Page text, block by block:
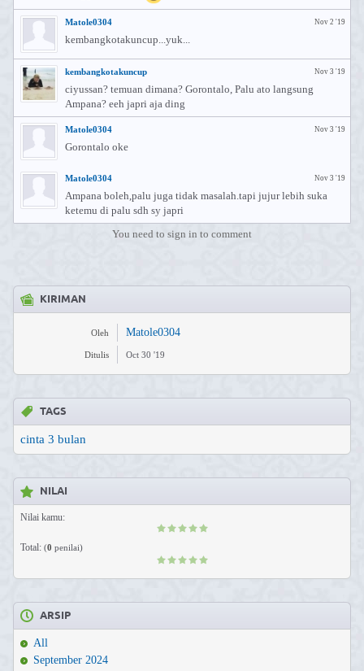
Nov 2 '19
Matole0304
kembangkotakuncup...yuk...
Nov 3 '19
kembangkotakuncup
ciyussan? temuan dimana? Gorontalo, Palu ato langsung
Ampana? eeh japri aja ding
Nov 3 '19
Matole0304
Gorontalo oke
Nov 3 '19
Matole0304
Ampana boleh,palu juga tidak masalah.tapi jujur lebih suka
ketemu di palu sdh sy japri
You need to sign in to comment
KIRIMAN
Oleh Matole0304
Ditulis Oct 30 '19
TAGS
cinta 3 bulan
NILAI
Nilai kamu:
Total: (0 penilai)
ARSIP
All
September 2024